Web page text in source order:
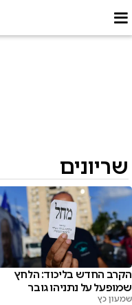
שריונים
הקרב החדש בליכוד: הלחץ
שמופעל על נתניהו גובר
שמעון כץ